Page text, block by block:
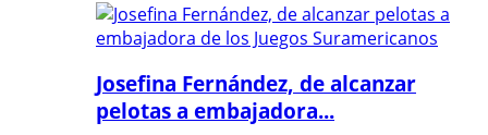
Josefina Fernández, de alcanzar
pelotas a embajadora...